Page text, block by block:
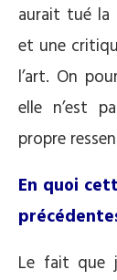
aurait tué la
et une
l’art. On
elle n’est
propre
En quoi
Le fait que